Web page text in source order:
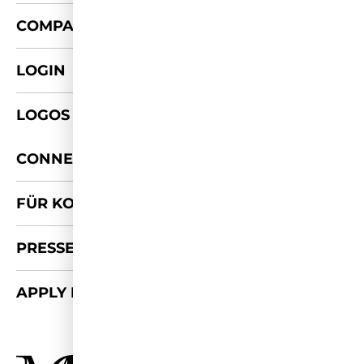
COMPANY
LOGIN
LOGOS & FOTOS
CONNECT
FÜR KOOPERATIONEN
PRESSE-KIT
APPLY FOR 2026/27